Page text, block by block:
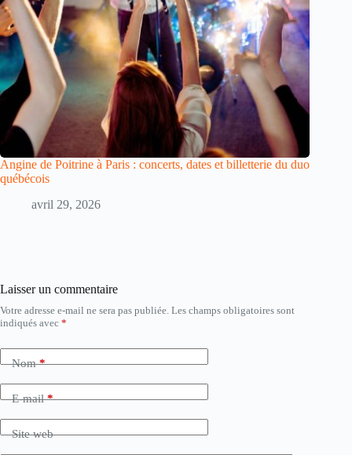
Angine de Poitrine à Paris : concerts, dates et billetterie du duo
québécois
avril 29, 2026
Laisser un commentaire
Votre adresse e-mail ne sera pas publiée. Les champs obligatoires sont
indiqués avec *
Nom*
E-mail*
Site web